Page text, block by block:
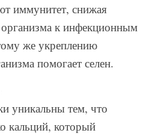
иммунитет, снижая
к инфекционным
же укреплению
помогает селен.
уникальны тем, что
кальций, который